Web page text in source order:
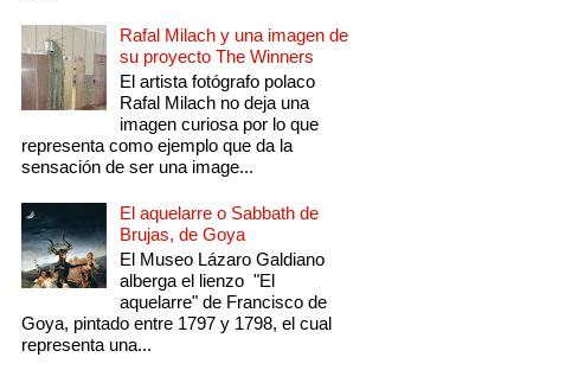
Rafal Milach y una imagen de
su proyecto The Winners
El artista fotógrafo polaco
Rafal Milach no deja una
imagen curiosa por lo que
representa como ejemplo que da la
sensación de ser una image...
El aquelarre o Sabbath de
Brujas, de Goya
El Museo Lázaro Galdiano
alberga el lienzo "El
aquelarre" de Francisco de
Goya, pintado entre 1797 y 1798, el cual
representa una...